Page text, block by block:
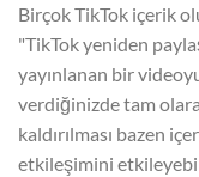
Birçok TikTok içerik
"TikTok yeniden
yayınlanan bir
verdiğinizde tam
kaldırılması bazen
etkileşimini